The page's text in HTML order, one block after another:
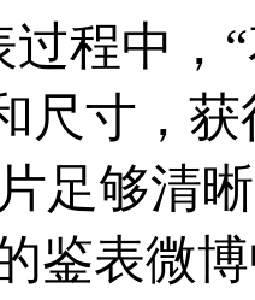
中，“
尺寸，
足够清
鉴表微